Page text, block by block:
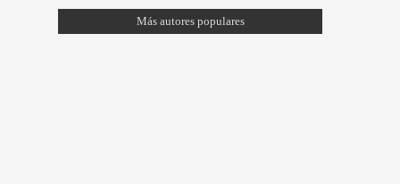
Más autores populares